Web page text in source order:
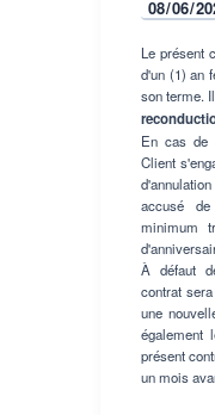
Le présent
d'un (1) an
son terme.
En cas de
Client
accusé
minimum
À défaut
contrat
une
également
présent
un mois